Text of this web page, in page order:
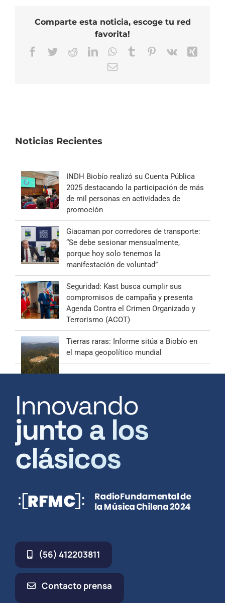
Comparte esta noticia, escoge tu red
favorita!
Facebook
TwitterRedditLinkedInWhatsApp
TumblrPinterest
Vk
Xing
Correo
Noticias Recientes
INDH Biobío realizó su Cuenta Pública
2025 destacando la participación de más
de mil personas en actividades de
promoción
Giacaman por corredores de transporte:
“Se debe sesionar mensualmente,
porque hoy solo tenemos la
manifestación de voluntad”
Seguridad: Kast busca cumplir sus
compromisos de campaña y presenta
Agenda Contra el Crimen Organizado y
Terrorismo (ACOT)
Tierras raras: Informe sitúa a Biobío en
el mapa geopolítico mundial
Innovando
junto a los
clásicos
(56) 412203811
Contacto prensa